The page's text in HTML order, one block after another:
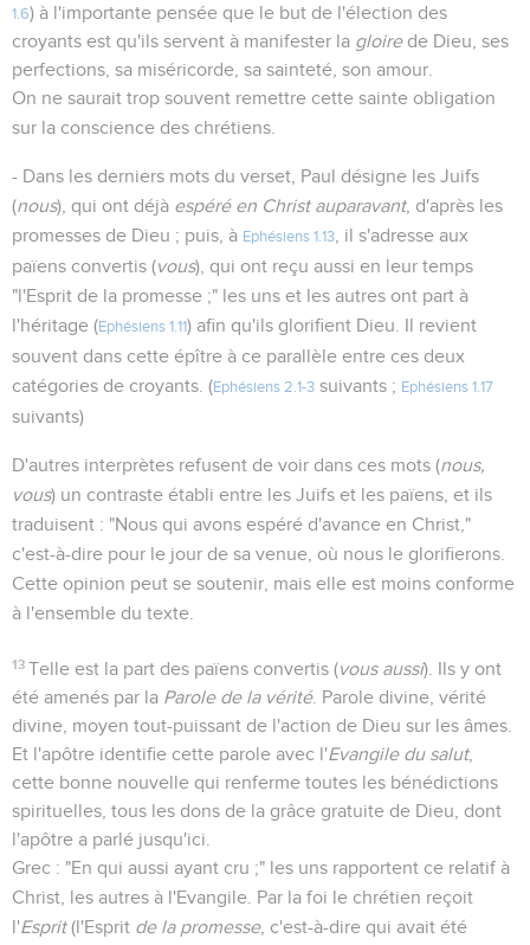
1.6) à l'importante pensée que le but de l'élection des
croyants est qu'ils servent à manifester la gloirede Dieu, ses
perfections, sa miséricorde, sa sainteté, son amour.
On ne saurait trop souvent remettre cette sainte obligation
sur la conscience des chrétiens.
- Dans les derniers mots du verset, Paul désigne les Juifs
(nous), qui ont déjà espéré en Christ auparavant, d'après les
promesses de Dieu ; puis, à Ephésiens 1.13
, il s'adresse aux
païens convertis (vous), qui ont reçu aussi en leur temps
"l'Esprit de la promesse ;" les uns et les autres ont part à
l'héritage (Ephésiens 1.11) afin qu'ils glorifient Dieu. Il revient
souvent dans cette épître à ce parallèle entre ces deux
catégories de croyants. (Ephésiens 2.1-3 suivants ; Ephésiens 1.17
suivants)
D'autres interprètes refusent de voir dans ces mots (nous,
vous) un contraste établi entre les Juifs et les païens, et ils
traduisent : "Nous qui avons espéré d'avance en Christ,"
c'est-à-dire pour le jour de sa venue, où nous le glorifierons.
Cette opinion peut se soutenir, mais elle est moins conforme
à l'ensemble du texte.
13 Telle est la part des païens convertis (vous aussi). Ils y ont
été amenés par la Parole de la vérité. Parole divine, vérité
divine, moyen tout-puissant de l'action de Dieu sur les âmes.
Et l'apôtre identifie cette parole avec l'Evangile du salut,
cette bonne nouvelle qui renferme toutes les bénédictions
spirituelles, tous les dons de la grâce gratuite de Dieu, dont
l'apôtre a parlé jusqu'ici.
Grec : "En qui aussi ayant cru ;" les uns rapportent ce relatif à
Christ, les autres à l'Evangile. Par la foi le chrétien reçoit
l'Esprit(l'Esprit de la promesse, c'est-à-dire qui avait été